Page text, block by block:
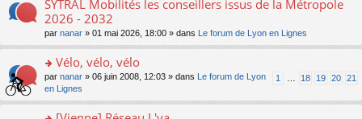
ré
c
e
pl
u
s
ré
c
e
nt
n
o
n
lu
pl
u
s
ré
s
s
g
n
o
n
lu
le
m
e
s
s
g
o
n
ult
er
le
m
e
s
SYTRAL Mobilités les conseillers issus de la Métropole
2026 - 2032
par nanar » 01 mai 2026, 18:00 » dans Le forum de Lyon en Lignes
o
n
s
Vélo, vélo, vélo
1 18 19 20 21
par nanar » 06 juin 2008, 12:03 » dans
Le forum de Lyon
en Lignes